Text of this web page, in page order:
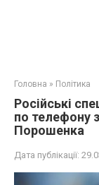
Головна » Політика
Російські
по телефону
Порошенка
Дата публікації: